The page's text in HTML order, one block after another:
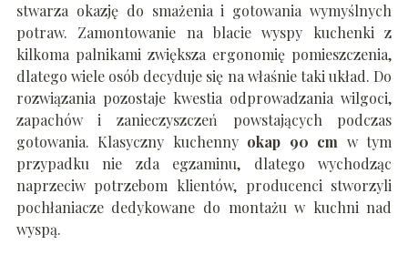
stwarza okazję do smażenia i gotowania wymyślnych
potraw. Zamontowanie na blacie wyspy kuchenki z
kilkoma palnikami zwiększa ergonomię pomieszczenia,
dlatego wiele osób decyduje się na właśnie taki układ. Do
rozwiązania pozostaje kwestia odprowadzania wilgoci,
zapachów i zanieczyszczeń powstających podczas
gotowania. Klasyczny kuchenny okap 90 cm w tym
przypadku nie zda egzaminu, dlatego wychodząc
naprzeciw potrzebom klientów, producenci stworzyli
pochłaniacze dedykowane do montażu w kuchni nad
wyspą.